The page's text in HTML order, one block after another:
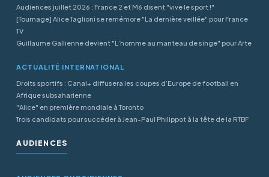
Audiences juillet 2026 : France 2 et M6 disent "vive le sport !"
[Tournage] Alice Taglioni se remémore "La dernière veillée" pour France
TV
Guillaume Gallienne devient "L’homme au manteau de singe" pour Arte
ACTUALITÉ INTERNATIONAL
Droits sportifs : Canal+ diffusera les coupes d’Europe de football en
Afrique subsaharienne
"Alice" en première mondiale à Toronto
Trois candidats pour succéder à Jean-Paul Philippot à la tête de la RTBF
AUDIENCES